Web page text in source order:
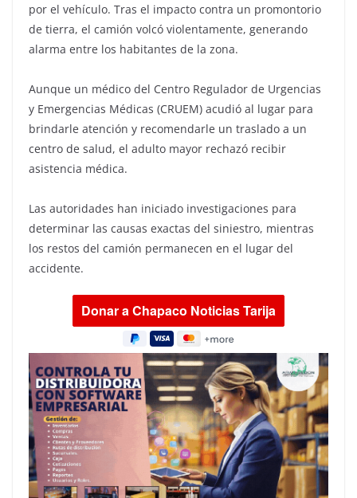
por el vehículo. Tras el impacto contra un promontorio
de tierra, el camión volcó violentamente, generando
alarma entre los habitantes de la zona.
Aunque un médico del Centro Regulador de Urgencias
y Emergencias Médicas (CRUEM) acudió al lugar para
brindarle atención y recomendarle un traslado a un
centro de salud, el adulto mayor rechazó recibir
asistencia médica.
Las autoridades han iniciado investigaciones para
determinar las causas exactas del siniestro, mientras
los restos del camión permanecen en el lugar del
accidente.